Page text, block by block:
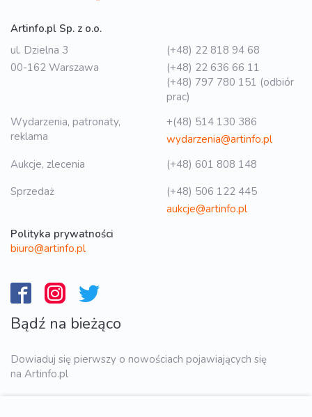
Artinfo.pl Sp. z o.o.
ul. Dzielna 3
00-162 Warszawa
(+48) 22 818 94 68
(+48) 22 636 66 11
(+48) 797 780 151 (odbiór
prac)
Wydarzenia, patronaty,
reklama
+(48) 514 130 386
wydarzenia@artinfo.pl
Aukcje, zlecenia
(+48) 601 808 148
Sprzedaż
(+48) 506 122 445
aukcje@artinfo.pl
Polityka prywatności
biuro@artinfo.pl
Bądź na bieżąco
Dowiaduj się pierwszy o nowościach pojawiających się
na Artinfo.pl